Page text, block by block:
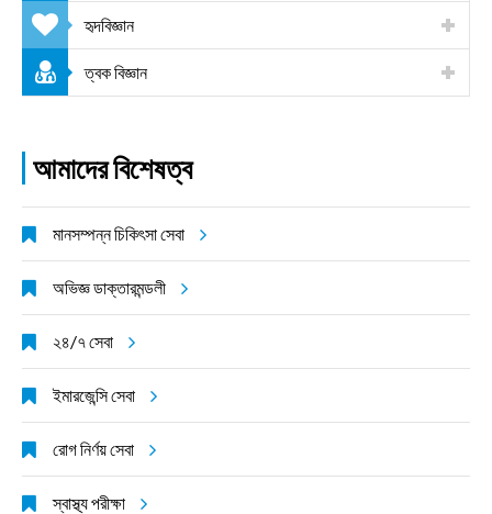
হৃদবিজ্ঞান
ত্বক বিজ্ঞান
আমাদের বিশেষত্ব
মানসম্পন্ন চিকিৎসা সেবা
অভিজ্ঞ ডাক্তারমন্ডলী
২৪/৭ সেবা
ইমারজেন্সি সেবা
রোগ নির্ণয় সেবা
স্বাস্থ্য পরীক্ষা